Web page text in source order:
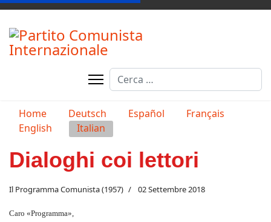
Cerca
Seleziona la tua lingua
Home Deutsch Español
Français
English
Italian
Dialoghi coi lettori
Il Programma Comunista (1957) 02 Settembre 2018
Caro «Programma»,